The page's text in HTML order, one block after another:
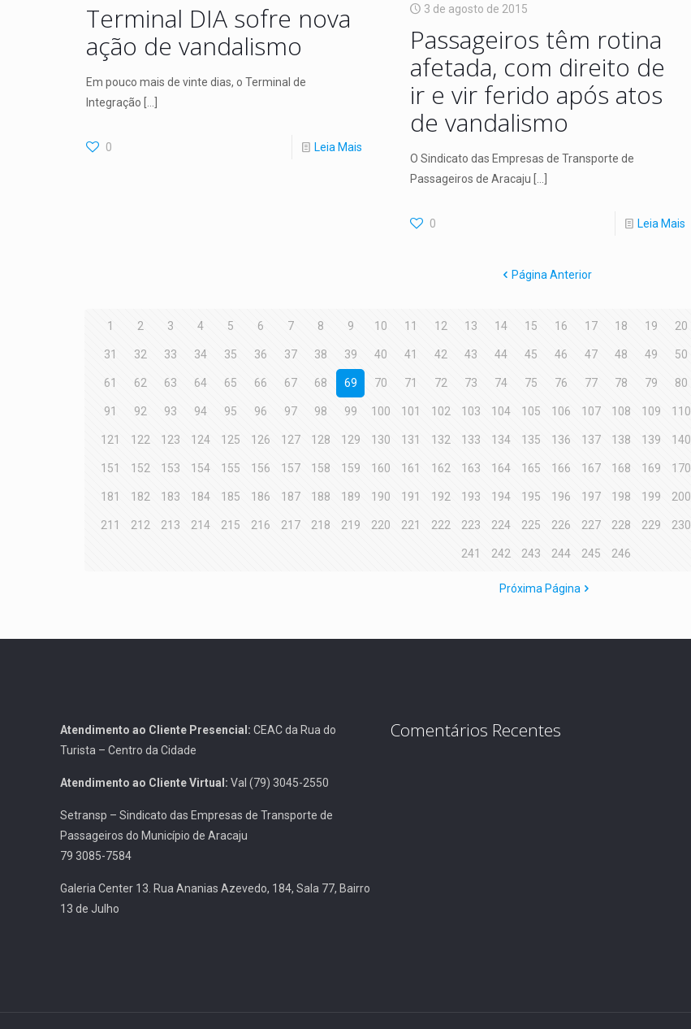
Terminal DIA sofre nova
ação de vandalismo
Em pouco mais de vinte dias, o Terminal de
Integração
0 Leia Mais
3 de agosto de 2015
Passageiros têm rotina
afetada, com direito de
ir e vir ferido após atos
de vandalismo
O Sindicato das Empresas de Transporte de
Passageiros de Aracaju
0 Leia Mais
Página Anterior
1 2 3 4 5 6 7 8 9 10 11 12 13 14 15 16 17 18 19 20
31 32 33 34 35 36 37 38 39 40 41 42 43 44 45 46 47 48 49 50
61 62 63 64 65 66 67 68 69 70 71 72 73 74 75 76 77 78 79 80
91 92 93 94 95 96 97 98 99 100 101 102 103 104 105 106 107 108 109 110
121 122 123 124 125 126 127 128 129 130 131 132 133 134 135 136 137 138 139 140
151 152 153 154 155 156 157 158 159 160 161 162 163 164 165 166 167 168 169 170
181 182 183 184 185 186 187 188 189 190 191 192 193 194 195 196 197 198 199 200
211 212 213 214 215 216 217 218 219 220 221 222 223 224 225 226 227 228 229 230
241 242 243 244 245 246
Próxima Página
Atendimento ao Cliente Presencial: CEAC da Rua do
Turista – Centro da Cidade
Atendimento ao Cliente Virtual: Val (79) 3045-2550
Setransp – Sindicato das Empresas de Transporte de
Passageiros do Município de Aracaju
79 3085-7584
Galeria Center 13. Rua Ananias Azevedo, 184, Sala 77, Bairro
13 de Julho
Comentários Recentes